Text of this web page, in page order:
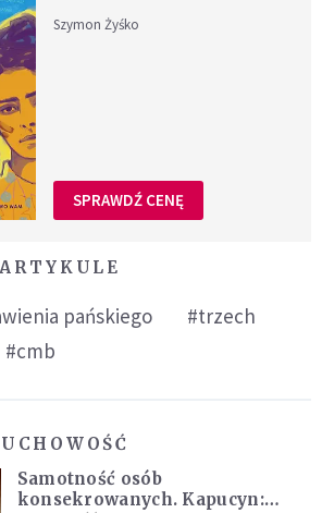
Szymon Żyśko
SPRAWDŹ CENĘ
pańskiego
#trzech
#cmb
Samotność osób
konsekrowanych. Kapucyn: